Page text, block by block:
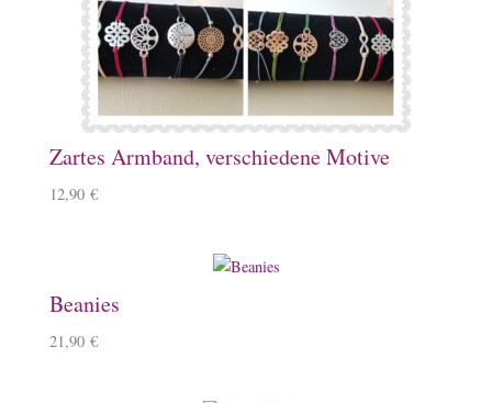
Zartes Armband, verschiedene Motive
12,90 €
Beanies
21,90 €